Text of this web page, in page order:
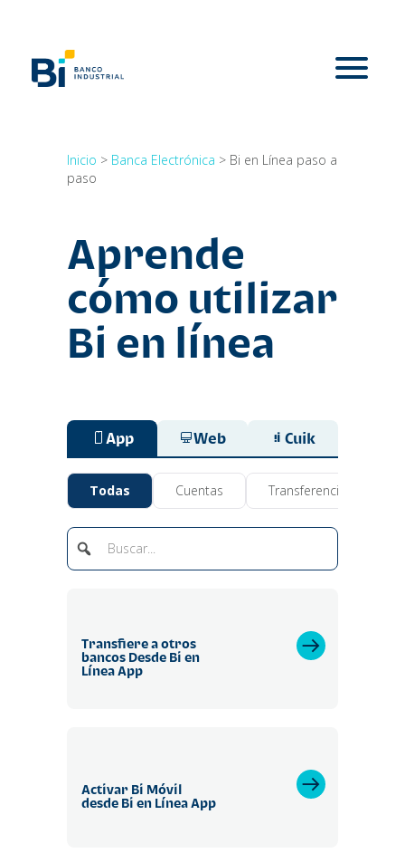
Inicio > Banca Electrónica > Bi en Línea paso a
paso
Aprende
cómo utilizar
Bi en línea
App Web Cuik
Todas Cuentas Transferencias
Transfiere a otros
bancos Desde Bi en
Línea App
Activar Bi Móvil
desde Bi en Línea App